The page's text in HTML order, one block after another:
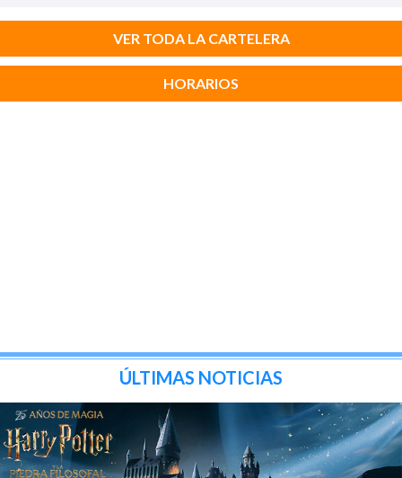
VER TODA LA CARTELERA
HORARIOS
ÚLTIMAS NOTICIAS